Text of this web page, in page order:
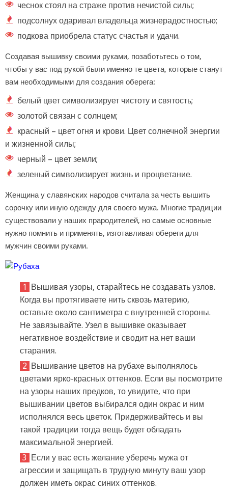
чеснок стоял на страже против нечистой силы;
подсолнух одаривал владельца жизнерадостностью;
подкова приобрела статус счастья и удачи.
Создавая вышивку своими руками, позаботьтесь о том,
чтобы у вас под рукой были именно те цвета, которые станут
вам необходимыми для создания оберега:
белый цвет символизирует чистоту и святость;
золотой связан с солнцем;
красный – цвет огня и крови. Цвет солнечной энергии
и жизненной силы;
черный – цвет земли;
зеленый символизирует жизнь и процветание.
Женщина у славянских народов считала за честь вышить
сорочку или иную одежду для своего мужа. Многие традиции
существовали у наших прародителей, но самые основные
нужно помнить и применять, изготавливая обереги для
мужчин своими руками.
Вышивая узоры, старайтесь не создавать узлов.
Когда вы протягиваете нить сквозь материю,
оставьте около сантиметра с внутренней стороны.
Не завязывайте. Узел в вышивке оказывает
негативное воздействие и сводит на нет ваши
старания.
Вышивание цветов на рубахе выполнялось
цветами ярко-красных оттенков. Если вы посмотрите
на узоры наших предков, то увидите, что при
вышивании цветов выбирался один окрас и ним
исполнялся весь цветок. Придерживайтесь и вы
такой традиции тогда вещь будет обладать
максимальной энергией.
Если у вас есть желание уберечь мужа от
агрессии и защищать в трудную минуту ваш узор
должен иметь окрас синих оттенков.